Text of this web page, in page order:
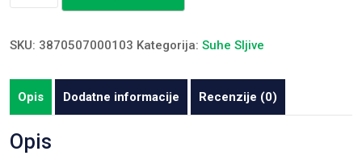
košticom
g.,
pakiranje
30
kom/karton
SKU: 3870507000103 Kategorija: Suhe Sljive
Opis Dodatne informacije Recenzije (0)
Opis